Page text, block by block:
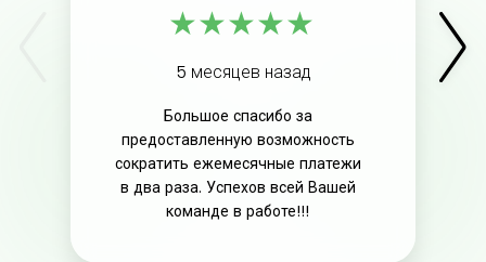
★★★★★
5 месяцев назад
Большое спасибо за
предоставленную возможность
сократить ежемесячные платежи
в два раза. Успехов всей Вашей
команде в работе!!!